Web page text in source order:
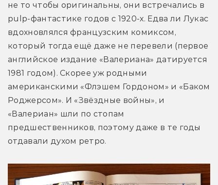
не то чтобы оригинальны, они встречались в
pulp-фантастике годов с 1920-х. Едва ли Лукас
вдохновлялся французским комиксом,
который тогда ещё даже не перевели (первое
английское издание «Валериана» датируется
1981 годом). Скорее уж родными
американскими «Флэшем Гордоном» и «Баком
Роджерсом». И «Звёздные войны», и
«Валериан» шли по стопам
предшественников, поэтому даже в те годы
отдавали духом ретро.